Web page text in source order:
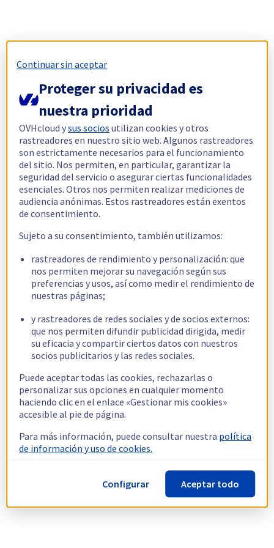
Continuar sin aceptar
Proteger su privacidad es
nuestra prioridad
OVHcloud ysus socios utilizan cookies y otros
rastreadores en nuestro sitio web. Algunos rastreadores
son estrictamente necesarios para el funcionamiento
del sitio. Nos permiten, en particular, garantizar la
seguridad del servicio o asegurar ciertas funcionalidades
esenciales. Otros nos permiten realizar mediciones de
audiencia anónimas. Estos rastreadores están exentos
de consentimiento.
Sujeto a su consentimiento, también utilizamos:
rastreadores de rendimiento y personalización: que
nos permiten mejorar su navegación según sus
preferencias y usos, así como medir el rendimiento de
nuestras páginas;
y rastreadores de redes sociales y de socios externos:
que nos permiten difundir publicidad dirigida, medir
su eficacia y compartir ciertos datos con nuestros
socios publicitarios y las redes sociales.
Puede aceptar todas las cookies, rechazarlas o
personalizar sus opciones en cualquier momento
haciendo clic en el enlace «Gestionar mis cookies»
accesible al pie de página.
Para más información, puede consultar nuestra política
de información y uso de cookies.
Configurar Aceptar todo